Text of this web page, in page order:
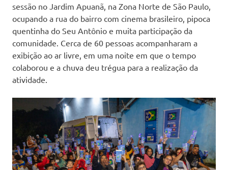
sessão no Jardim Apuanã, na Zona Norte de São Paulo,
ocupando a rua do bairro com cinema brasileiro, pipoca
quentinha do Seu Antônio e muita participação da
comunidade. Cerca de 60 pessoas acompanharam a
exibição ao ar livre, em uma noite em que o tempo
colaborou e a chuva deu trégua para a realização da
atividade.